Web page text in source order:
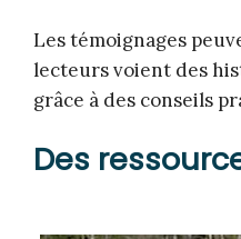
Les témoignages
lecteurs voient des
grâce à des conseils
Des